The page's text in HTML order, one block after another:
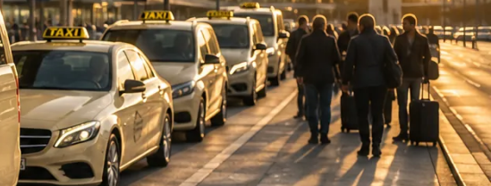
Krankenfahrten
Blog
Fahrt
buchen
DE